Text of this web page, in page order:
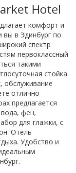
Hotel
комфорт и
вы в Эдинбург по
спектр
первоклассный
такими
стойка
обслуживание
отлично
предлагается
фен,
для глажки, с
Отель
Удобство и